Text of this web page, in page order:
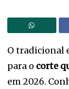
O tradicional
para o corte
em 2026.